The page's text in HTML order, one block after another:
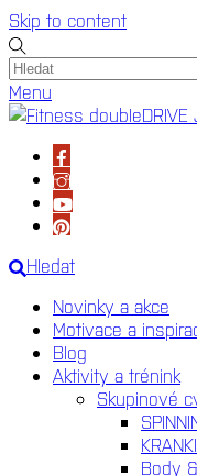
Skip to content
Menu
Hledat
Novinky a akce
Motivace a
Blog
Aktivity a trénink
Skupinové
Body